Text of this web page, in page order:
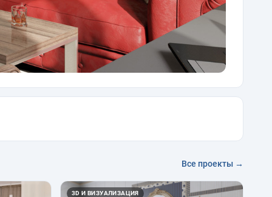
Все проекты →
3D И ВИЗУАЛИЗАЦИЯ